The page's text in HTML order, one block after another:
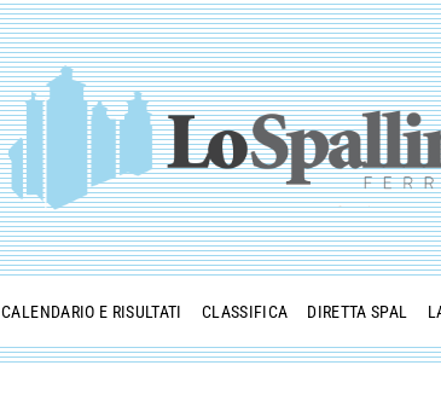
CALENDARIO E RISULTATI CLASSIFICA DIRETTA SPAL